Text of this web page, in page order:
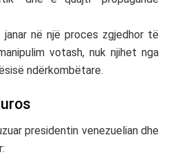
në një proces zgjedhor të
votash, nuk njihet nga
ndërkombëtare.
presidentin venezuelian dhe